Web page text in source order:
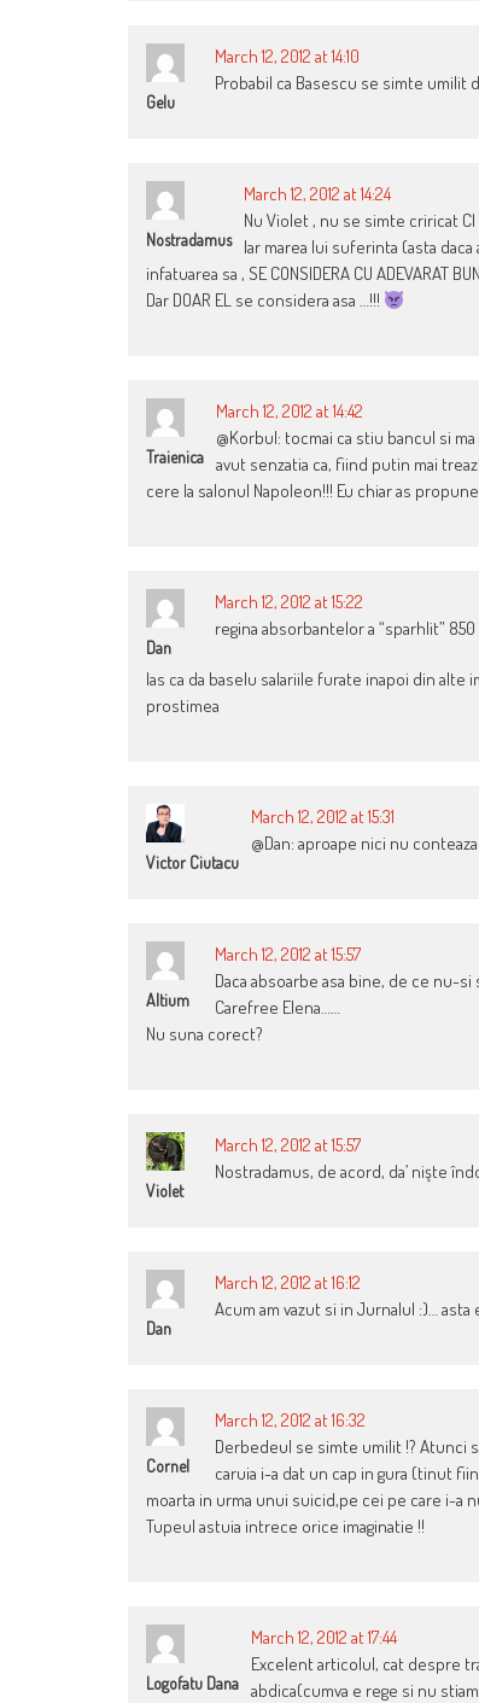
Gelu
March 12, 2012 at 14:10
Probabil ca Basescu se simte umilit
Nostradamus
March 12, 2012 at 14:24
Nu Violet , nu se simte criricat CI
Iar marea lui suferinta (asta
infatuarea sa , SE CONSIDERA CU ADEVARAT
Dar DOAR EL se considera asa …!!!
Traienica
March 12, 2012 at 14:42
@Korbul: tocmai ca stiu bancul si
avut senzatia ca, fiind putin mai
cere la salonul Napoleon!!! Eu chiar as
Dan
March 12, 2012 at 15:22
regina absorbantelor a “sparhlit”
las ca da baselu salariile furate inapoi din
prostimea
Victor Ciutacu
March 12, 2012 at 15:31
@Dan: aproape nici nu
Altium
March 12, 2012 at 15:57
Daca absoarbe asa bine, de ce nu-
Carefree Elena……
Nu suna corect?
Violet
March 12, 2012 at 15:57
Nostradamus, de acord, da’ nişte
Dan
March 12, 2012 at 16:12
Acum am vazut si in Jurnalul :)… asta
Cornel
March 12, 2012 at 16:32
Derbedeul se simte umilit !? Atunci
caruia i-a dat un cap in gura (tinut
moarta in urma unui suicid,pe cei pe care i-
Tupeul astuia intrece orice imaginatie !!
Logofatu Dana
March 12, 2012 at 17:44
Excelent articolul, cat despre
abdica(cumva e rege si nu stiam